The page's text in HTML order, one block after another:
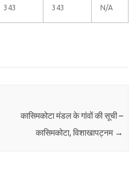
343 343 N/A
कासिमकोटा मंडल के गांवों की सूची –
कासिमकोटा, विशाखापट्नम →